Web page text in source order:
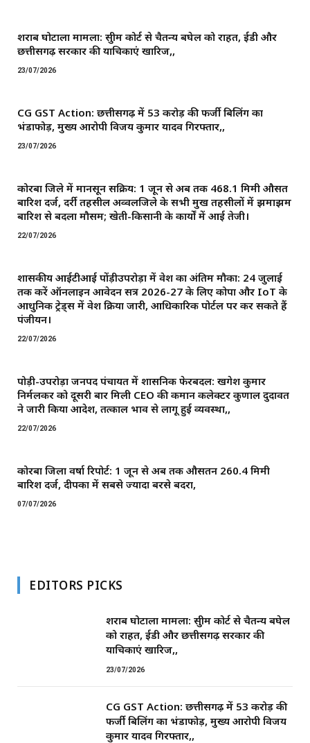
शराब घोटाला मामला: सुप्रीम कोर्ट से चैतन्य बघेल को राहत, ईडी और
छत्तीसगढ़ सरकार की याचिकाएं खारिज,,
23/07/2026
CG GST Action: छत्तीसगढ़ में 53 करोड़ की फर्जी बिलिंग का
भंडाफोड़, मुख्य आरोपी विजय कुमार यादव गिरफ्तार,,
23/07/2026
कोरबा जिले में मानसून सक्रिय: 1 जून से अब तक 468.1 मिमी औसत
बारिश दर्ज, दर्री तहसील अव्वलजिले के सभी प्रमुख तहसीलों में झमाझम
बारिश से बदला मौसम; खेती-किसानी के कार्यों में आई तेजी।
22/07/2026
शासकीय आईटीआई पोंड़ीउपरोड़ा में प्रवेश का अंतिम मौका: 24 जुलाई
तक करें ऑनलाइन आवेदन सत्र 2026-27 के लिए कोपा और IoT के
आधुनिक ट्रेड्स में प्रवेश प्रक्रिया जारी, आधिकारिक पोर्टल पर कर सकते हैं
पंजीयन।
22/07/2026
पोड़ी-उपरोड़ा जनपद पंचायत में प्रशासनिक फेरबदल: खगेश कुमार
निर्मलकर को दूसरी बार मिली CEO की कमान ​कलेक्टर कुणाल दुदावत
ने जारी किया आदेश, तत्काल प्रभाव से लागू हुई व्यवस्था,,
22/07/2026
कोरबा जिला वर्षा रिपोर्ट: 1 जून से अब तक औसतन 260.4 मिमी
बारिश दर्ज, दीपका में सबसे ज्यादा बरसे बदरा,
07/07/2026
EDITORS PICKS
शराब घोटाला मामला: सुप्रीम कोर्ट से चैतन्य बघेल
को राहत, ईडी और छत्तीसगढ़ सरकार की
याचिकाएं खारिज,,
23/07/2026
CG GST Action: छत्तीसगढ़ में 53 करोड़ की
फर्जी बिलिंग का भंडाफोड़, मुख्य आरोपी विजय
कुमार यादव गिरफ्तार,,